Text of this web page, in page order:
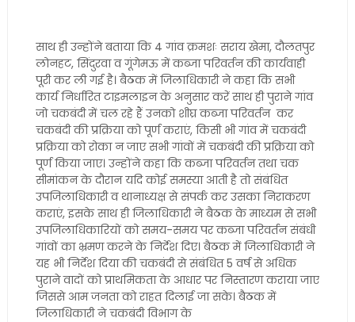
साथ ही उन्होंने बताया कि 4 गांव क्रमशः सराय खेमा, दौलतपुर
लोनहट, सिंदुरवा व गूंगेमऊ में कब्जा परिवर्तन की कार्यवाही
पूरी कर ली गई है। बैठक में जिलाधिकारी ने कहा कि सभी
कार्य निर्धारित टाइमलाइन के अनुसार करें साथ ही पुराने गांव
जो चकबंदी में चल रहे हैं उनको शीघ्र कब्जा परिवर्तन कर
चकबंदी की प्रक्रिया को पूर्ण कराएं, किसी भी गांव में चकबंदी
प्रक्रिया को रोका न जाए सभी गांवों में चकबंदी की प्रक्रिया को
पूर्ण किया जाए। उन्होंने कहा कि कब्जा परिवर्तन तथा चक
सीमांकन के दौरान यदि कोई समस्या आती है तो संबंधित
उपजिलाधिकारी व थानाध्यक्ष से संपर्क कर उसका निराकरण
कराएं, इसके साथ ही जिलाधिकारी ने बैठक के माध्यम से सभी
उपजिलाधिकारियों को समय-समय पर कब्जा परिवर्तन संबंधी
गांवों का भ्रमण करने के निर्देश दिए। बैठक में जिलाधिकारी ने
यह भी निर्देश दिया की चकबंदी से संबंधित 5 वर्ष से अधिक
पुराने वादों को प्राथमिकता के आधार पर निस्तारण कराया जाए
जिससे आम जनता को राहत दिलाई जा सके। बैठक में
जिलाधिकारी ने चकबंदी विभाग के